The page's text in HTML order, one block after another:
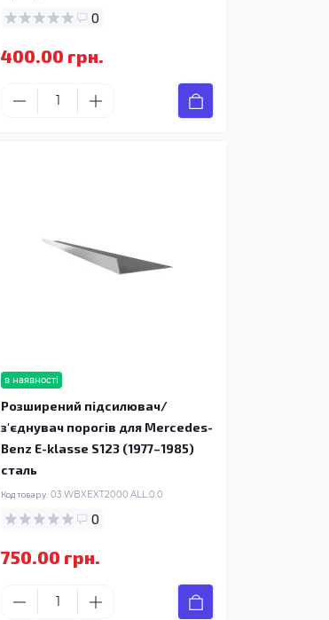
0
400.00 грн.
в наявності
Розширений підсилювач/
з'єднувач порогів для Mercedes-
Benz E-klasse S123 (1977–1985)
сталь
Код товару: 03.WBXEXT2000.ALL.0.0
0
750.00 грн.